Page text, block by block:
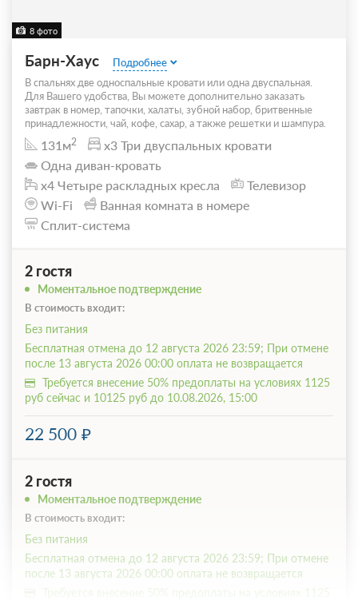
8 фото
Барн-Хаус
Подробнее
В спальнях две односпальные кровати или одна двуспальная.
Для Вашего удобства, Вы можете дополнительно заказать
завтрак в номер, тапочки, халаты, зубной набор, бритвенные
принадлежности, чай, кофе, сахар, а также решетки и шампура.
131м2
x3 Три двуспальных кровати
Одна диван-кровать
x4 Четыре раскладных кресла
Телевизор
Wi-Fi
Ванная комната в номере
Сплит-система
2 гостя
Моментальное подтверждение
В стоимость входит:
Без питания
Бесплатная отмена до 12 августа 2026 23:59; При отмене
после 13 августа 2026 00:00 оплата не возвращается
Требуется внесение 50% предоплаты на условиях 1125
руб сейчас и 10125 руб до 10.08.2026, 15:00
22 500
2 гостя
Моментальное подтверждение
В стоимость входит:
Без питания
Бесплатная отмена до 12 августа 2026 23:59; При отмене
после 13 августа 2026 00:00 оплата не возвращается
Требуется внесение 50% предоплаты на условиях 1125